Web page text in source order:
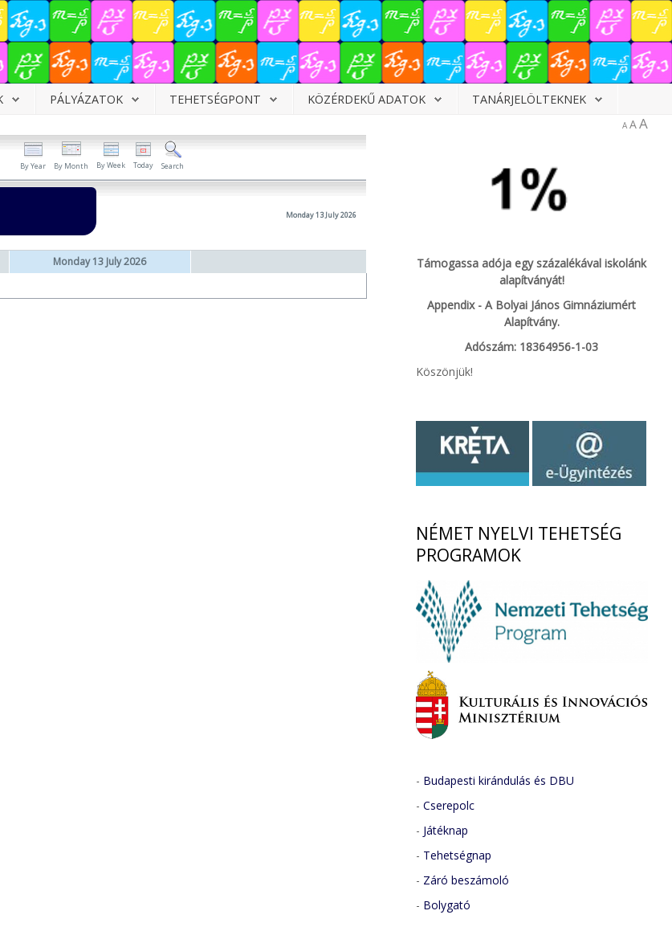
PÁLYÁZATOK TEHETSÉGPONT KÖZÉRDEKŰ ADATOK TANÁRJELÖLTEKNEK
A AA
By Year By Month By Week Today Search
Monday 13 July 2026
Monday 13 July 2026
Támogassa adója egy százalékával iskolánk
alapítványát!
Appendix - A Bolyai János Gimnáziumért
Alapítvány.
Adószám: 18364956-1-03
Köszönjük!
NÉMET NYELVI TEHETSÉG
PROGRAMOK
- Budapesti kirándulás és DBU
- Cserepolc
- Játéknap
- Tehetségnap
- Záró beszámoló
- Bolygató